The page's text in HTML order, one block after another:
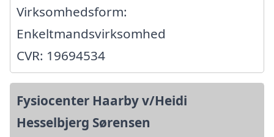
Virksomhedsform:
Enkeltmandsvirksomhed
CVR: 19694534
Fysiocenter Haarby v/Heidi
Hesselbjerg Sørensen